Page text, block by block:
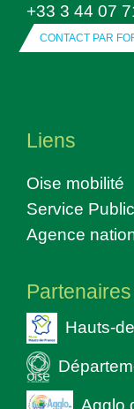
+33 3 44 07
CONTACT PAR
Liens
Oise mobilité
Service Public
Agence
Hauts-
Agglo